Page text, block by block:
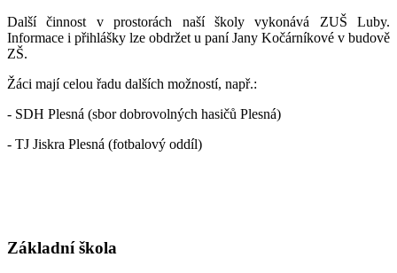
Další činnost v prostorách naší školy vykonává ZUŠ Luby.
Informace i přihlášky lze obdržet u paní Jany Kočárníkové v budově
ZŠ.
Žáci mají celou řadu dalších možností, např.:
- SDH Plesná (sbor dobrovolných hasičů Plesná)
- TJ Jiskra Plesná (fotbalový oddíl)
Základní škola